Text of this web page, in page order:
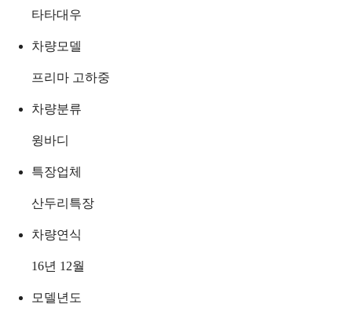
타타대우
차량모델
프리마 고하중
차량분류
윙바디
특장업체
산두리특장
차량연식
16년 12월
모델년도